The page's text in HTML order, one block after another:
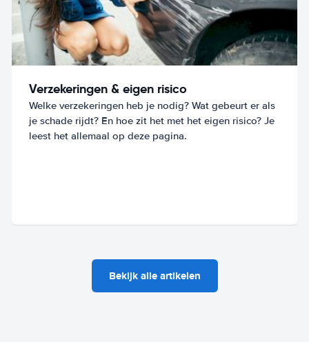
Verzekeringen & eigen risico
Welke verzekeringen heb je nodig? Wat gebeurt er als
je schade rijdt? En hoe zit het met het eigen risico? Je
leest het allemaal op deze pagina.
Bekijk alle artikelen